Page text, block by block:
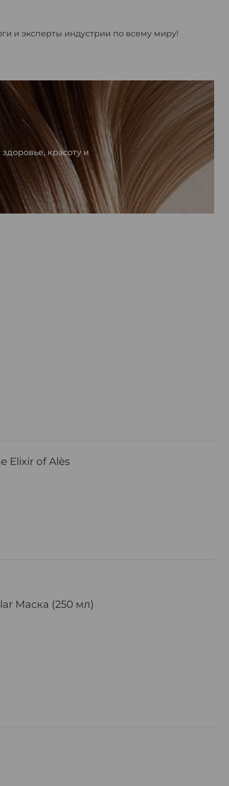
и эксперты индустрии по всему миру!
красоту и
Elixir of Alès
Маска (250 мл)